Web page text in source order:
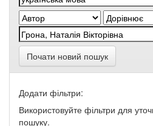
Почати новий пошук
Додати фільтри:
Використовуйте фільтри для
пошуку.